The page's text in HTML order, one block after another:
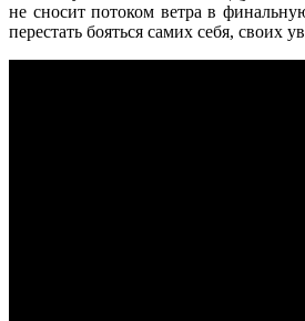
не сносит потоком ветра в
перестать бояться самих себя,